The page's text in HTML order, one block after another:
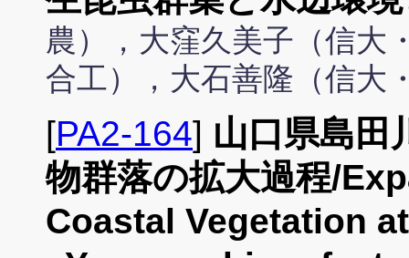
農），大窪久美子（信大
合工），大石善隆（信大
[PA2-164] 山口県島田
物群落の拡大過程/
Coastal Vegetation